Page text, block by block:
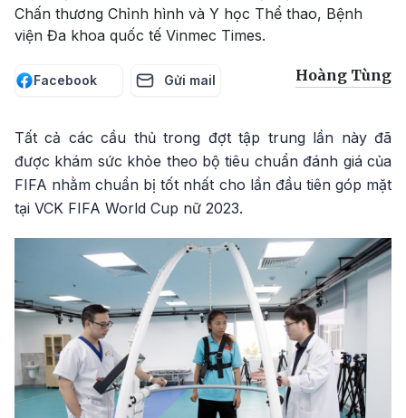
Chấn thương Chỉnh hình và Y học Thể thao, Bệnh
viện Đa khoa quốc tế Vinmec Times.
Facebook Gửi mail Hoàng Tùng
Tất cả các cầu thủ trong đợt tập trung lần này đã
được khám sức khỏe theo bộ tiêu chuẩn đánh giá của
FIFA nhằm chuẩn bị tốt nhất cho lần đầu tiên góp mặt
tại VCK FIFA World Cup nữ 2023.